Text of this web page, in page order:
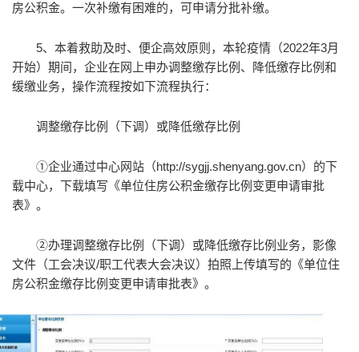
房公积金。一次补缴有困难的，可申请分批补缴。
5、本着救助及时、便企高效原则，本轮疫情（2022年3月
开始）期间，企业在网上申办调整缴存比例、降低缴存比例和
缓缴业务，操作流程按如下流程执行：
调整缴存比例（下调）或降低缴存比例
①企业通过中心网站（http://sygjj.shenyang.gov.cn）的下
载中心，下载填写《单位住房公积金缴存比例变更申请审批
表》。
②办理调整缴存比例（下调）或降低缴存比例业务，影像
文件（工会决议/职工代表大会决议）拍照上传填写的《单位住
房公积金缴存比例变更申请审批表》。